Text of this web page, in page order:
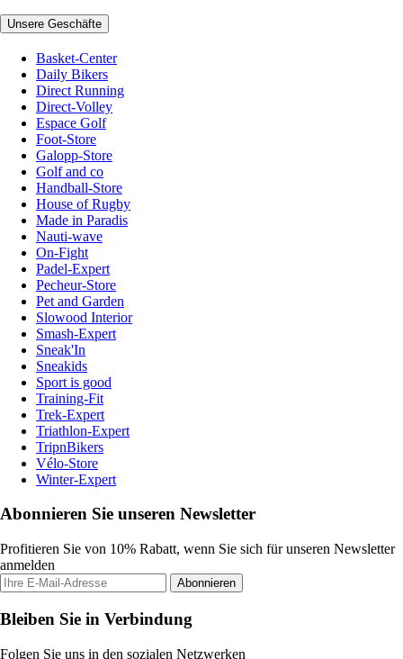
Unsere Geschäfte
Basket-Center
Daily Bikers
Direct Running
Direct-Volley
Espace Golf
Foot-Store
Galopp-Store
Golf and co
Handball-Store
House of Rugby
Made in Paradis
Nauti-wave
On-Fight
Padel-Expert
Pecheur-Store
Pet and Garden
Slowood Interior
Smash-Expert
Sneak'In
Sneakids
Sport is good
Training-Fit
Trek-Expert
Triathlon-Expert
TripnBikers
Vélo-Store
Winter-Expert
Abonnieren Sie unseren Newsletter
Profitieren Sie von 10% Rabatt, wenn Sie sich für unseren Newsletter
anmelden
Abonnieren
Bleiben Sie in Verbindung
Folgen Sie uns in den sozialen Netzwerken